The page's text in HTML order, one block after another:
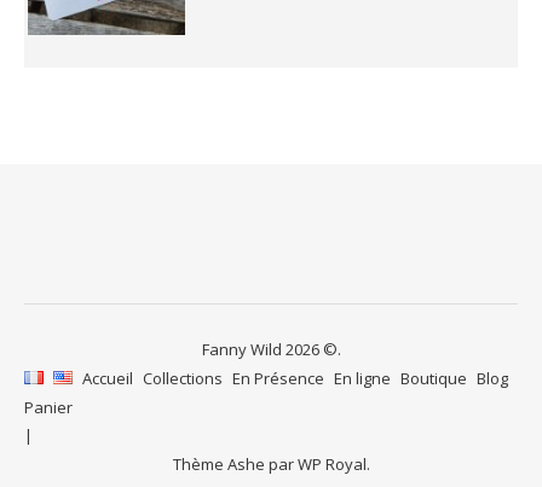
Fanny Wild 2026 ©.
Accueil Collections En Présence En ligne Boutique Blog
Panier
Thème Ashe parWP Royal.